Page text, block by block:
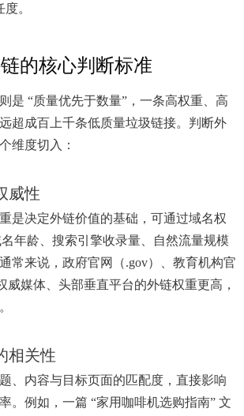
。
的核心判断标准
是 “质量优先于数量”，一条高权重、高
超成百上千条低质量垃圾链接。判断外
维度切入：
威性
是决定外链价值的基础，可通过域名权
年龄、搜索引擎收录量、自然流量规模
常来说，政府官网（.gov）、教育机构官
威媒体、头部垂直平台的外链权重更高，
相关性
、内容与目标页面的匹配度，直接影响
。例如，一篇 “家用咖啡机选购指南” 文